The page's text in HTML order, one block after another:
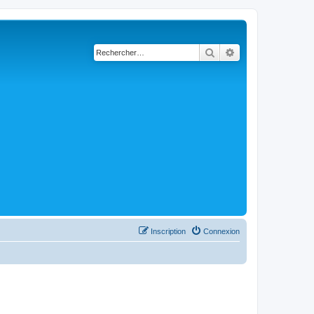
Rechercher
Connexion
Inscription